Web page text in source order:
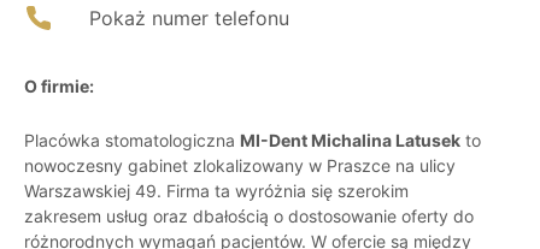
Pokaż numer telefonu
O firmie:
Placówka stomatologiczna MI-Dent Michalina Latusek to
nowoczesny gabinet zlokalizowany w Praszce na ulicy
Warszawskiej 49. Firma ta wyróżnia się szerokim
zakresem usług oraz dbałością o dostosowanie oferty do
różnorodnych wymagań pacjentów. W ofercie są między